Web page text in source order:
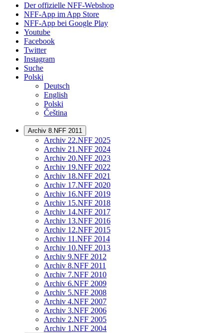
Der offizielle NFF-Webshop
NFF-App im App Store
NFF-App bei Google Play
Youtube
Facebook
Twitter
Instagram
Suche
Polski
Deutsch
English
Polski
Čeština
Archiv 8.NFF 2011
Archiv 22.NFF 2025
Archiv 21.NFF 2024
Archiv 20.NFF 2023
Archiv 19.NFF 2022
Archiv 18.NFF 2021
Archiv 17.NFF 2020
Archiv 16.NFF 2019
Archiv 15.NFF 2018
Archiv 14.NFF 2017
Archiv 13.NFF 2016
Archiv 12.NFF 2015
Archiv 11.NFF 2014
Archiv 10.NFF 2013
Archiv 9.NFF 2012
Archiv 8.NFF 2011
Archiv 7.NFF 2010
Archiv 6.NFF 2009
Archiv 5.NFF 2008
Archiv 4.NFF 2007
Archiv 3.NFF 2006
Archiv 2.NFF 2005
Archiv 1.NFF 2004